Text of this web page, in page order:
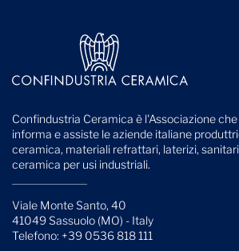
Confindustria Ceramica è l'Associazione
informa e assiste le aziende italiane
ceramica, materiali refrattari, laterizi,
ceramica per usi industriali.
Viale Monte Santo, 40
41049 Sassuolo (MO) - Italy
Telefono: +39 0536 818 111